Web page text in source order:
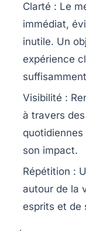
Clarté : Le
immédiat,
inutile. Un
expérience
Visibilité :
à travers
son impact.
Répétition :
autour de la
esprits et de